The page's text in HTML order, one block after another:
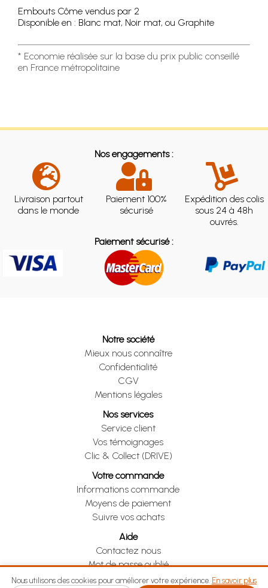
Embouts Côme vendus par 2
Disponible en : Blanc mat, Noir mat, ou Graphite
* Economie réalisée sur la base du prix public conseillé
en France métropolitaine
Nos engagements :
Livraison partout
dans le monde
Paiement 100%
sécurisé
Expédition des colis
sous 24 à 48h
ouvrés.
Paiement sécurisé :
Notre société
Mieux nous connaître
Confidentialité
CGV
Mentions légales
Nos services
Service client
Vos témoignages
Clic & Collect (DRIVE)
Votre commande
Informations commande
Moyens de paiement
Suivre vos achats
Aide
Contactez nous
Mot de passe oublié
Je me rétracte
Nous utilisons des cookies pour améliorer votre expérience. En savoir plus